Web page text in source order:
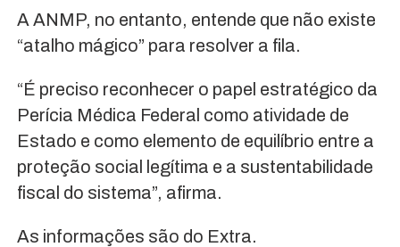
A ANMP, no entanto, entende que não existe
“atalho mágico” para resolver a fila.
“É preciso reconhecer o papel estratégico da
Perícia Médica Federal como atividade de
Estado e como elemento de equilíbrio entre a
proteção social legítima e a sustentabilidade
fiscal do sistema”, afirma.
As informações são do Extra.